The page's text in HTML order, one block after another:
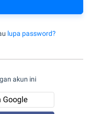
lupa password?
akun ini
Google